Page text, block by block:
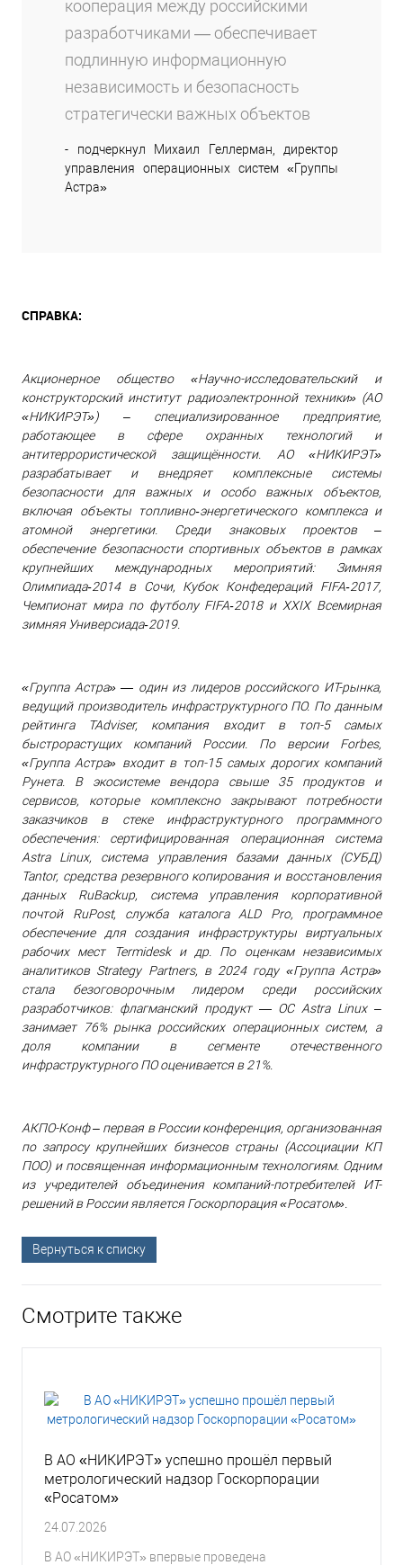
кооперация между российскими
разработчиками — обеспечивает
подлинную информационную
независимость и безопасность
стратегически важных объектов
- подчеркнул Михаил Геллерман, директор
управления операционных систем «Группы
Астра»
СПРАВКА:
Акционерное общество «Научно-исследовательский и
конструкторский институт радиоэлектронной техники» (АО
«НИКИРЭТ») ‒ специализированное предприятие,
работающее в сфере охранных технологий и
антитеррористической защищённости. АО «НИКИРЭТ»
разрабатывает и внедряет комплексные системы
безопасности для важных и особо важных объектов,
включая объекты топливно‑энергетического комплекса и
атомной энергетики. Среди знаковых проектов ‒
обеспечение безопасности спортивных объектов в рамках
крупнейших международных мероприятий: Зимняя
Олимпиада‑2014 в Сочи, Кубок Конфедераций FIFA‑2017,
Чемпионат мира по футболу FIFA‑2018 и XXIX Всемирная
зимняя Универсиада‑2019.
«Группа Астра» — один из лидеров российского ИT-рынка,
ведущий производитель инфраструктурного ПО. По данным
рейтинга TAdviser, компания входит в топ-5 самых
быстрорастущих компаний России. По версии Forbes,
«Группа Астра» входит в топ-15 самых дорогих компаний
Рунета. В экосистеме вендора свыше 35 продуктов и
сервисов, которые комплексно закрывают потребности
заказчиков в стеке инфраструктурного программного
обеспечения: сертифицированная операционная система
Astra Linux, система управления базами данных (СУБД)
Tantor, средства резервного копирования и восстановления
данных RuBackup, система управления корпоративной
почтой RuPost, служба каталога ALD Pro, программное
обеспечение для создания инфраструктуры виртуальных
рабочих мест Termidesk и др. По оценкам независимых
аналитиков Strategy Partners, в 2024 году «Группа Астра»
стала безоговорочным лидером среди российских
разработчиков: флагманский продукт — ОС Astra Linux –
занимает 76% рынка российских операционных систем, а
доля компании в сегменте отечественного
инфраструктурного ПО оценивается в 21%.
АКПО-Конф ‒ первая в России конференция, организованная
по запросу крупнейших бизнесов страны (Ассоциации КП
ПОО) и посвященная информационным технологиям. Одним
из учредителей объединения компаний-потребителей ИТ-
решений в России является Госкорпорация «Росатом».
Вернуться к списку
Смотрите также
В АО «НИКИРЭТ» успешно прошёл первый
метрологический надзор Госкорпорации
«Росатом»
24.07.2026
В АО «НИКИРЭТ» впервые проведена